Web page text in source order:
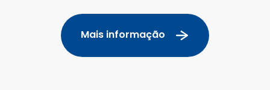
Mais informação